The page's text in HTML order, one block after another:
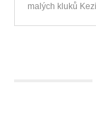
malých kluků